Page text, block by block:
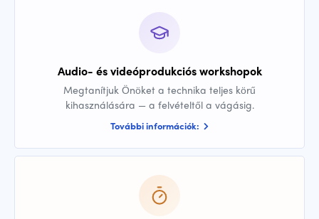
Audio- és videóprodukciós workshopok
Megtanítjuk Önöket a technika teljes körű
kihasználására — a felvételtől a vágásig.
További információk: